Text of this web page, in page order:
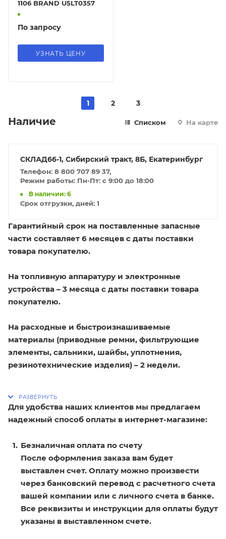
1106 BRAND U5LT0357
По запросу
УЗНАТЬ ЦЕНУ
1 2 3
Наличие Списком На карте
СКЛАД66-1, Сибирский тракт, 8Б, Екатеринбург
Телефон: 8 800 707 89 37,
Режим работы: Пн-Пт: с 9:00 до 18:00
В наличии: 6
Срок отгрузки, дней: 1
Гарантийный срок на поставленные запасные
части составляет 6 месяцев с даты поставки
товара покупателю.
На топливную аппаратуру и электронные
устройства – 3 месяца с даты поставки товара
покупателю.
На расходные и быстроизнашиваемые
материалы (приводные ремни, фильтрующие
элементы, сальники, шайбы, уплотнения,
резинотехнические изделия) – 2 недели.
Для удобства наших клиентов мы предлагаем
надежный способ оплаты в интернет-магазине:
Безналичная оплата по счету
После оформления заказа вам будет
выставлен счет. Оплату можно произвести
через банковский перевод с расчетного счета
вашей компании или с личного счета в банке.
Все реквизиты и инструкции для оплаты будут
указаны в выставленном счете.